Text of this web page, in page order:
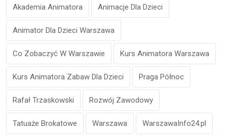
Akademia Animatora Animacje Dla Dzieci
Animator Dla Dzieci Warszawa
Co Zobaczyć W Warszawie Kurs Animatora Warszawa
Kurs Animatora Zabaw Dla Dzieci Praga Północ
Rafał Trzaskowski Rozwój Zawodowy
Tatuaże Brokatowe Warszawa WarszawaInfo24.pl